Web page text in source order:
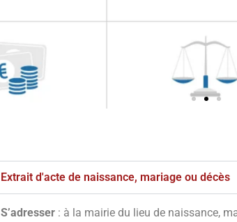
Extrait d'acte de naissance, mariage ou décès
S’adresser : à la mairie du lieu de naissance,